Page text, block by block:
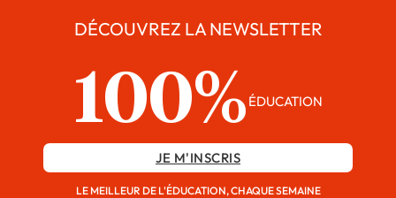
DÉCOUVREZ LA NEWSLETTER
100% ÉDUCATION
JE M'INSCRIS
LE MEILLEUR DE L'ÉDUCATION, CHAQUE SEMAINE